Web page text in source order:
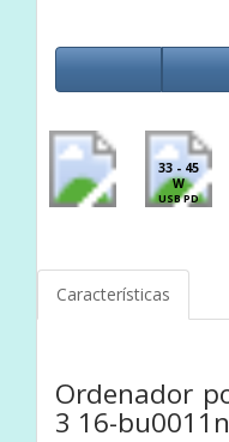
33 - 45
W
USB PD
Características
Ordenador
3 16-